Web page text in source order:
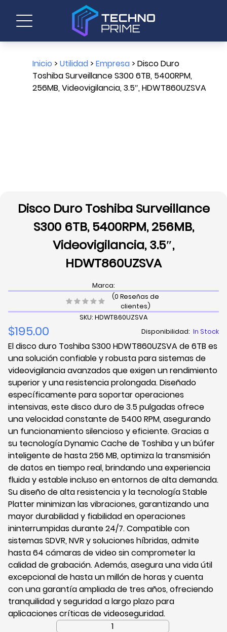
Inicio > Utilidad> Empresa> Disco Duro
Toshiba Surveillance S300 6TB, 5400RPM,
256MB, Videovigilancia, 3.5″, HDWT860UZSVA
Disco Duro Toshiba Surveillance
S300 6TB, 5400RPM, 256MB,
Videovigilancia, 3.5″,
HDWT860UZSVA
Marca:
(0 Reseñas de
clientes)
SKU: HDWT860UZSVA
$195.00 Disponibilidad: In Stock
El disco duro Toshiba S300 HDWT860UZSVA de 6TB es
una solución confiable y robusta para sistemas de
videovigilancia avanzados que exigen un rendimiento
superior y una resistencia prolongada. Diseñado
específicamente para soportar operaciones
intensivas, este disco duro de 3.5 pulgadas ofrece
una velocidad constante de 5400 RPM, asegurando
un funcionamiento silencioso y eficiente. Gracias a
su tecnología Dynamic Cache de Toshiba y un búfer
inteligente de hasta 256 MB, optimiza la transmisión
de datos en tiempo real, brindando una experiencia
fluida y estable incluso en entornos de alta demanda.
Su diseño de alta resistencia y la tecnología Stable
Platter minimizan las vibraciones, garantizando una
mayor durabilidad y fiabilidad en operaciones
ininterrumpidas durante 24/7. Compatible con
sistemas SDVR, NVR y soluciones híbridas, admite
hasta 64 cámaras de video sin comprometer la
calidad de grabación. Además, asegura una vida útil
excepcional de hasta un millón de horas y cuenta
con una garantía ampliada de tres años, ofreciendo
tranquilidad y seguridad a largo plazo para
aplicaciones críticas de videoseguridad.
Disco